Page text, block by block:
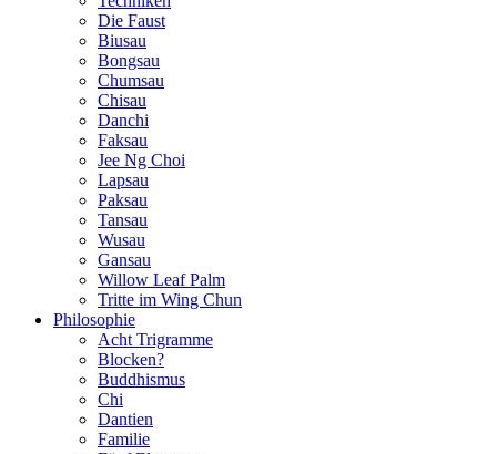
Die Faust
Biusau
Bongsau
Chumsau
Chisau
Danchi
Faksau
Jee Ng Choi
Lapsau
Paksau
Tansau
Wusau
Gansau
Willow Leaf Palm
Tritte im Wing Chun
Philosophie
Acht Trigramme
Blocken?
Buddhismus
Chi
Dantien
Familie